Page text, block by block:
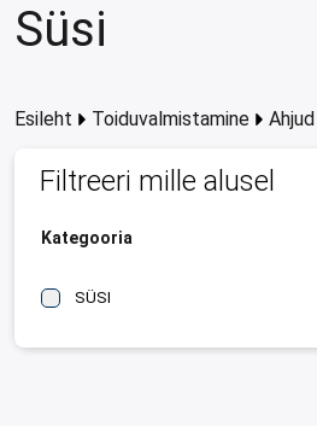
Süsi
Esileht Toiduvalmistamine Ahjud
Filtreeri mille alusel
Kategooria
SÜSI